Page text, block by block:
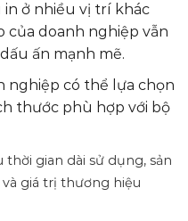
ở nhiều vị trí khác
của doanh nghiệp vẫn
ấn mạnh mẽ.
nghiệp có thể lựa chọn
thước phù hợp với bộ
thời gian dài sử dụng, sản
giá trị thương hiệu